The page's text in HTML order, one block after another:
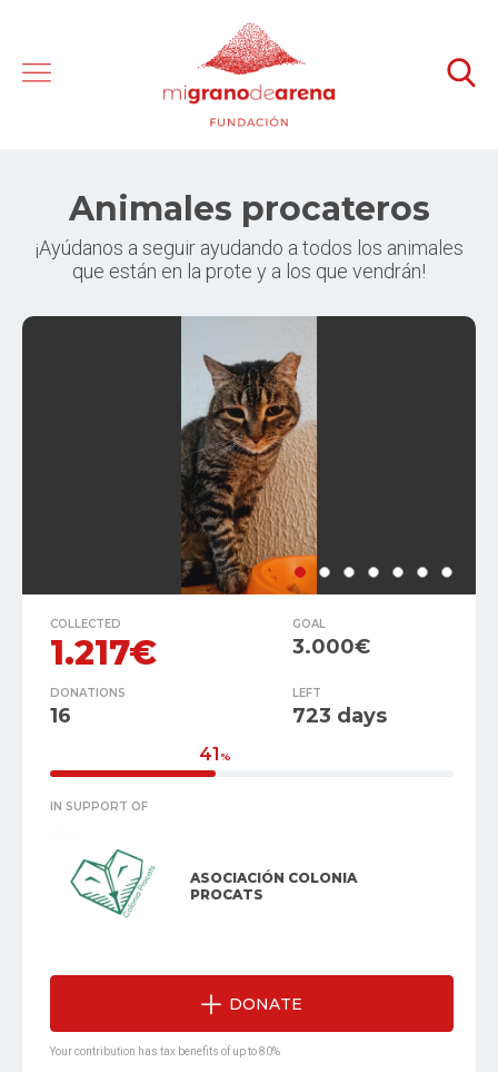
Animales procateros
¡Ayúdanos a seguir ayudando a todos los animales
que están en la prote y a los que vendrán!
COLLECTED
1.217€
GOAL
3.000€
DONATIONS
16
LEFT
723 days
41%
IN SUPPORT OF
ASOCIACIÓN COLONIA
PROCATS
DONATE
Your contribution has tax benefits of up to 80%